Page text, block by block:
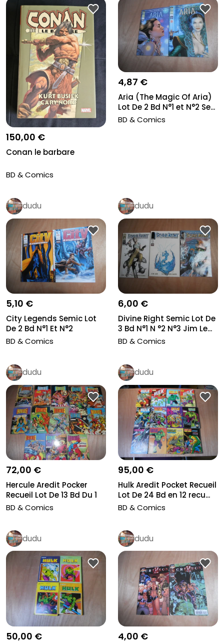
150,00 €
Conan le barbare
BD & Comics
4,87 €
Aria (The Magic Of Aria)
Lot De 2 Bd N°1 et N°2 Se...
BD & Comics
dudu
5,10 €
City Legends Semic Lot
De 2 Bd N°1 Et N°2
Delcourt...
BD & Comics
dudu
6,00 €
Divine Right Semic Lot De
3 Bd N°1 N °2 N°3 Jim Le...
BD & Comics
dudu
72,00 €
Hercule Aredit Pocker
Recueil Lot De 13 Bd Du 1
Au...
BD & Comics
dudu
95,00 €
Hulk Aredit Pocket Recueil
Lot De 24 Bd en 12 recu...
BD & Comics
dudu
50,00 €
dudu
4,00 €